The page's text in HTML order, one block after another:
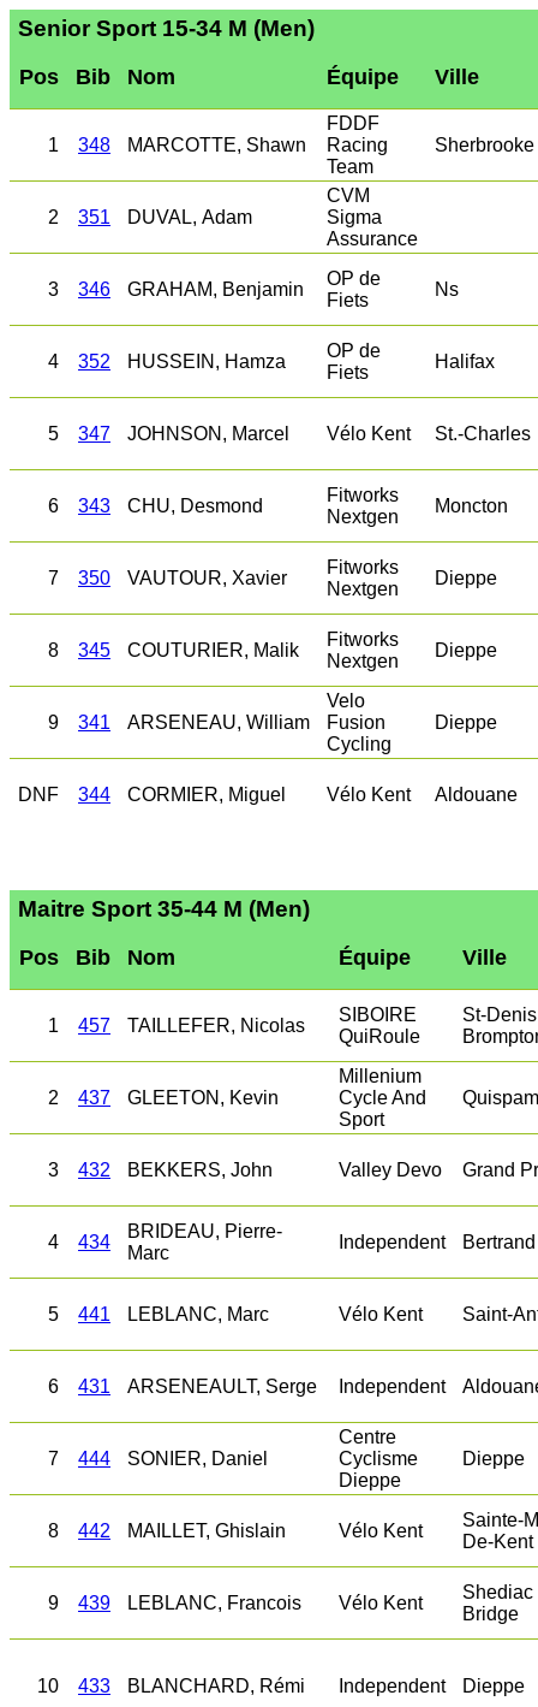
Senior Sport 15-34 M (Men)
Pos Bib Nom Équipe Ville
1 348 MARCOTTE, Shawn
FDDF
Racing
Team
Sherbrooke
2 351 DUVAL, Adam
CVM
Sigma
Assurance
3 346 GRAHAM, Benjamin
OP de
Fiets
Ns
4 352 HUSSEIN, Hamza
OP de
Fiets
Halifax
5 347 JOHNSON, Marcel Vélo Kent St.-Charles
6 343 CHU, Desmond
Fitworks
Nextgen
Moncton
7 350 VAUTOUR, Xavier
Fitworks
Nextgen
Dieppe
8 345 COUTURIER, Malik
Fitworks
Nextgen
Dieppe
9 341 ARSENEAU, William
Velo
Fusion
Cycling
Dieppe
DNF 344 CORMIER, Miguel Vélo Kent Aldouane
Maitre Sport 35-44 M (Men)
Pos Bib Nom Équipe Ville
1 457 TAILLEFER, Nicolas
SIBOIRE
QuiRoule
St-
2 437 GLEETON, Kevin
Millenium
Cycle And
Sport
3 432 BEKKERS, John Valley Devo Grand
4 434
BRIDEAU, Pierre-
Marc
Independent Bertrand
5 441 LEBLANC, Marc Vélo Kent Saint-
6 431 ARSENEAULT, Serge Independent
7 444 SONIER, Daniel
Centre
Cyclisme
Dieppe
Dieppe
8 442 MAILLET, Ghislain Vélo Kent
Sainte-
De-Kent
9 439 LEBLANC, Francois Vélo Kent
Shediac
Bridge
10 433 BLANCHARD, Rémi Independent Dieppe